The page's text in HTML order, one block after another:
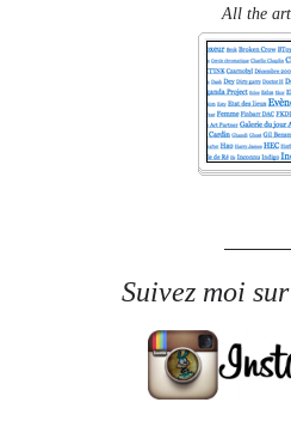
All the
Suivez moi